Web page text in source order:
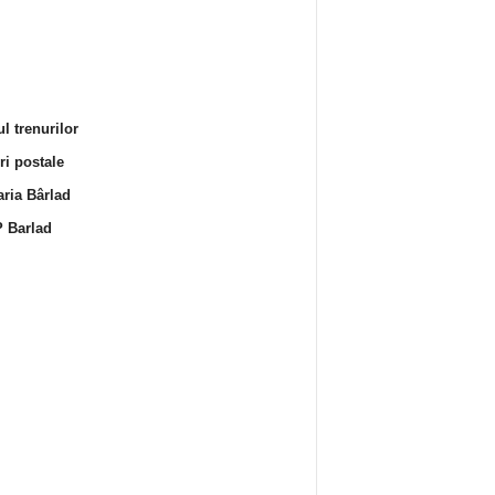
trenurilor
postale
Bârlad
Barlad